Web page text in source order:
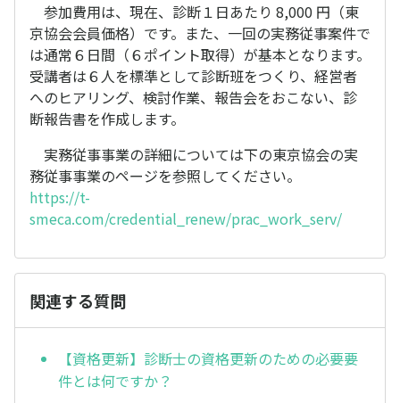
参加費用は、現在、診断１日あたり 8,000 円（東
京協会会員価格）です。また、一回の実務従事案件で
は通常６日間（６ポイント取得）が基本となります。
受講者は６人を標準として診断班をつくり、経営者
へのヒアリング、検討作業、報告会をおこない、診
断報告書を作成します。
実務従事事業の詳細については下の東京協会の実
務従事事業のページを参照してください。
https://t-
smeca.com/credential_renew/prac_work_serv/
関連する質問
【資格更新】診断士の資格更新のための必要要
件とは何ですか？